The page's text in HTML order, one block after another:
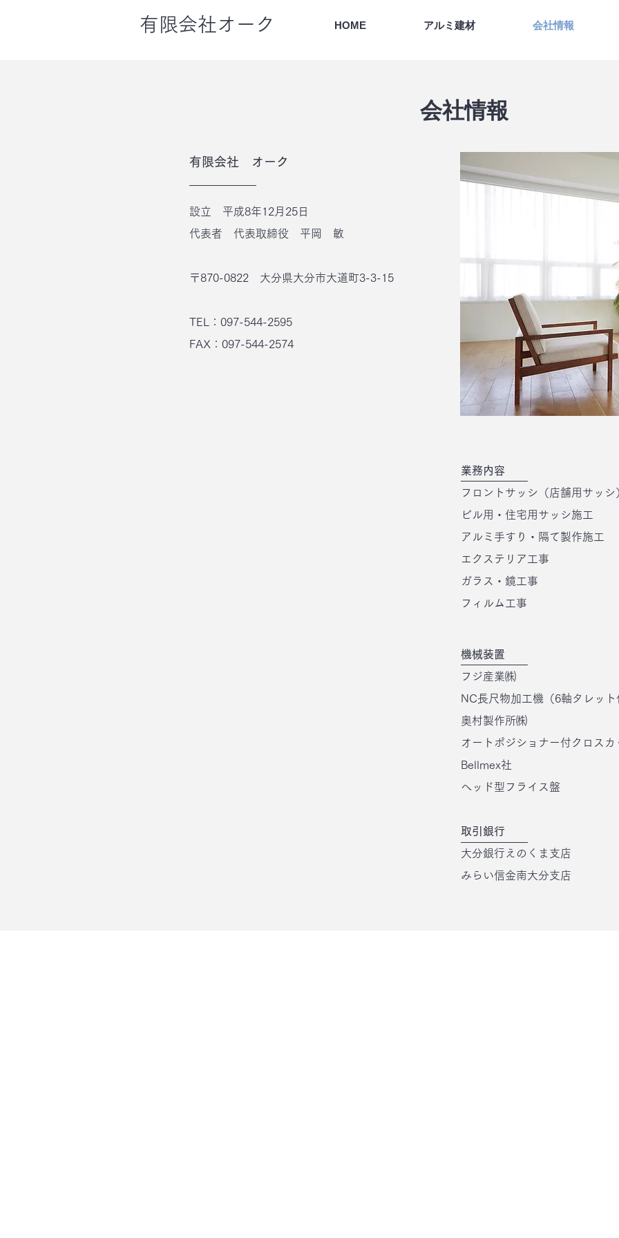
有限会社オーク HOME アルミ建材 会社情報
​会社情報
有限会社 オーク
設立 平成8年12月25日
代表者 代表取締役 平岡 敏
〒870-0822 大分県大分市大道町3-3-15
TEL：097-544-2595
FAX：097-544-2574
業務内容
フロントサッシ（店舗用サッシ
ビル用・住宅用サッシ施工
アルミ手すり・隔て製作施工
エクステリア工事
ガラス・鏡工事
フィルム工事
機械装置
フジ産業㈱
NC長尺物加工機（6軸タレット
奥村製作所㈱
オートポジショナー付クロスカ
Bellmex社
ヘッド型フライス盤
取引銀行
大分銀行えのくま支店
みらい信金南大分支店